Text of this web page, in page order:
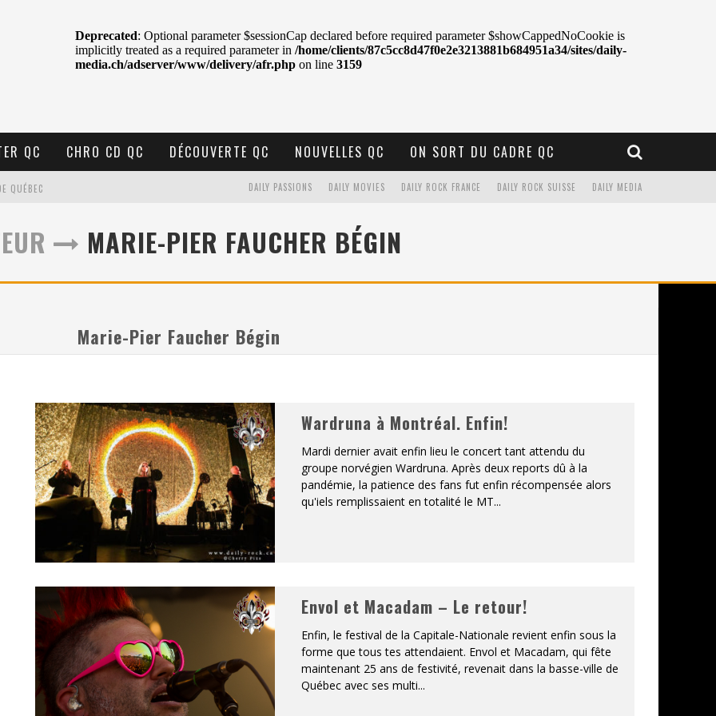
QC CHRO CD QC DÉCOUVERTE QC NOUVELLES QC ON SORT DU CADRE QC
QUÉBEC
: SAME OR SEPARATE WAYS?
TON CIEL
RETOUR
EST DE RETOUR
RÉALISÉS
COLLAPSE
SES SHOWS AU QUÉBEC
DAILY MEDIA
DAILY ROCK SUISSE
DAILY ROCK FRANCE
DAILY MOVIES
DAILY PASSIONS
MARIE-PIER FAUCHER BÉGIN
Marie-Pier Faucher Bégin
Wardruna à Montréal. Enfin!
Mardi dernier avait enfin lieu le concert tant attendu du
groupe norvégien Wardruna. Après deux reports dû à la
pandémie, la patience des fans fut enfin récompensée alors
qu'iels remplissaient en totalité le MT...
Envol et Macadam – Le retour!
Enfin, le festival de la Capitale-Nationale revient enfin sous la
forme que tous tes attendaient. Envol et Macadam, qui fête
maintenant 25 ans de festivité, revenait dans la basse-ville de
Québec avec ses multi...